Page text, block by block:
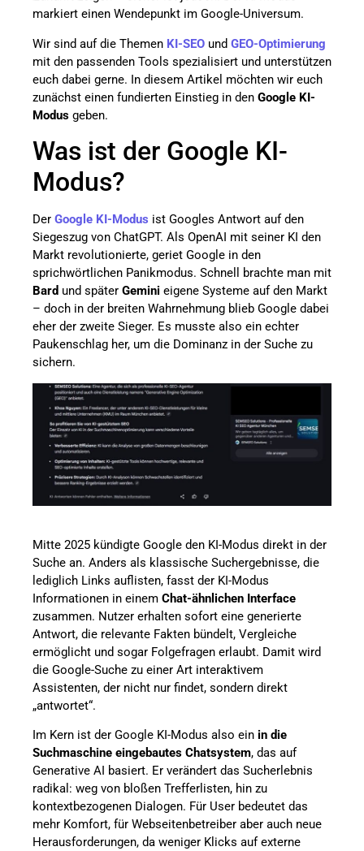
markiert einen Wendepunkt im Google-Universum.
Wir sind auf die Themen KI-SEO und GEO-Optimierung
mit den passenden Tools spezialisiert und unterstützen
euch dabei gerne. In diesem Artikel möchten wir euch
zunächst einen fundierten Einstieg in den Google KI-
Modus geben.
Was ist der Google KI-
Modus?
Der Google KI-Modus ist Googles Antwort auf den
Siegeszug von ChatGPT. Als OpenAI mit seiner KI den
Markt revolutionierte, geriet Google in den
sprichwörtlichen Panikmodus. Schnell brachte man mit
Bard und später Gemini eigene Systeme auf den Markt
– doch in der breiten Wahrnehmung blieb Google dabei
eher der zweite Sieger. Es musste also ein echter
Paukenschlag her, um die Dominanz in der Suche zu
sichern.
Mitte 2025 kündigte Google den KI-Modus direkt in der
Suche an. Anders als klassische Suchergebnisse, die
lediglich Links auflisten, fasst der KI-Modus
Informationen in einem Chat-ähnlichen Interface
zusammen. Nutzer erhalten sofort eine generierte
Antwort, die relevante Fakten bündelt, Vergleiche
ermöglicht und sogar Folgefragen erlaubt. Damit wird
die Google-Suche zu einer Art interaktivem
Assistenten, der nicht nur findet, sondern direkt
„antwortet“.
Im Kern ist der Google KI-Modus also ein in die
Suchmaschine eingebautes Chatsystem, das auf
Generative AI basiert. Er verändert das Sucherlebnis
radikal: weg von bloßen Trefferlisten, hin zu
kontextbezogenen Dialogen. Für User bedeutet das
mehr Komfort, für Webseitenbetreiber aber auch neue
Herausforderungen, da weniger Klicks auf externe